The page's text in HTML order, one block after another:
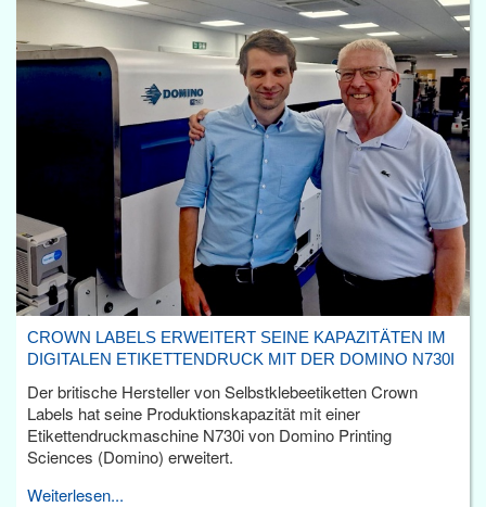
CROWN LABELS ERWEITERT SEINE KAPAZITÄTEN IM
DIGITALEN ETIKETTENDRUCK MIT DER DOMINO N730I
Der britische Hersteller von Selbstklebeetiketten Crown
Labels hat seine Produktionskapazität mit einer
Etikettendruckmaschine N730i von Domino Printing
Sciences (Domino) erweitert.
Weiterlesen...